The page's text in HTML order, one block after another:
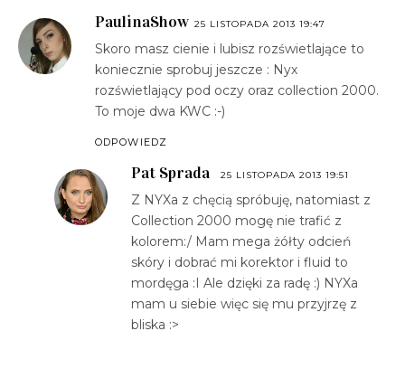
PaulinaShow 25 LISTOPADA 2013 19:47
Skoro masz cienie i lubisz rozświetlające to
koniecznie sprobuj jeszcze : Nyx
rozświetlający pod oczy oraz collection 2000.
To moje dwa KWC :-)
ODPOWIEDZ
Pat Sprada 25 LISTOPADA 2013 19:51
Z NYXa z chęcią spróbuję, natomiast z
Collection 2000 mogę nie trafić z
kolorem:/ Mam mega żółty odcień
skóry i dobrać mi korektor i fluid to
mordęga :I Ale dzięki za radę :) NYXa
mam u siebie więc się mu przyjrzę z
bliska :>